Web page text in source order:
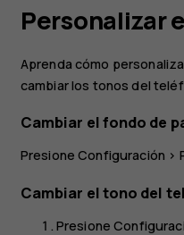
de
Nokia
Plus
Personalizar
Aprenda cómo
cambiar los tonos del
Cambiar el fondo de
PresioneConfiguración >
Cambiar el tono del
Presione